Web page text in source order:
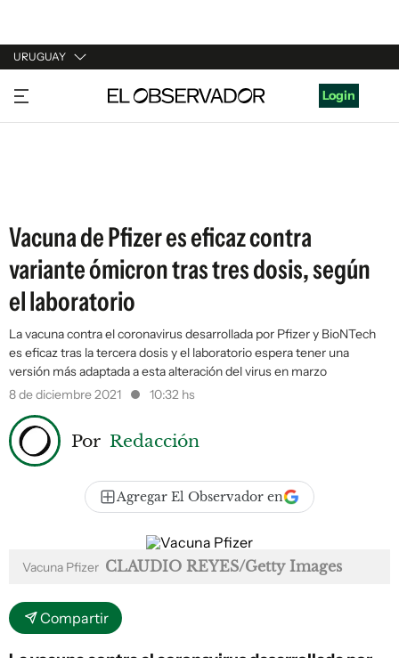
URUGUAY
URUGUAY
ARGENTINA
Login
Vacuna de Pfizer es eficaz contra
variante ómicron tras tres dosis, según
el laboratorio
La vacuna contra el coronavirus desarrollada por Pfizer y BioNTech
es eficaz tras la tercera dosis y el laboratorio espera tener una
versión más adaptada a esta alteración del virus en marzo
8 de diciembre 2021
10:32 hs
Por Redacción
Agregar El Observador en
Vacuna Pfizer CLAUDIO REYES/Getty Images
Compartir